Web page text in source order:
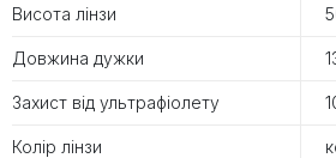
Висота лінзи
Довжина дужки
Захист від ультрафіолету
Колір лінзи